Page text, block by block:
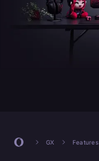
GX Features